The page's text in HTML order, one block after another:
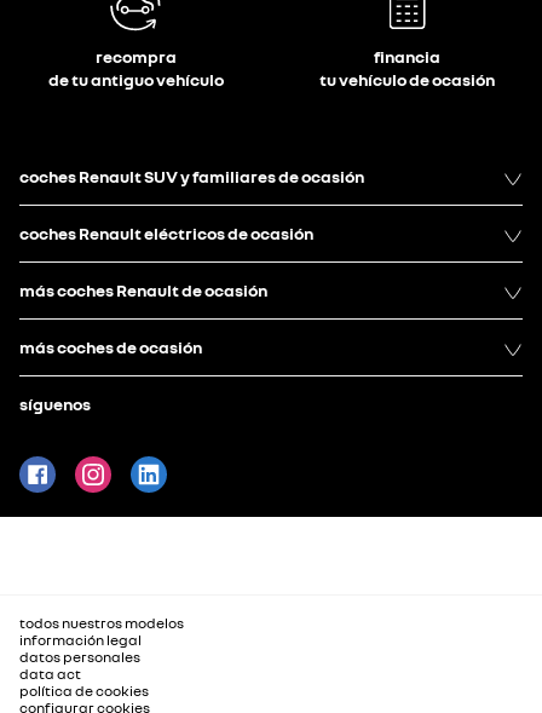
recompra
de tu antiguo vehículo
financia
tu vehículo de ocasión
coches Renault SUV y familiares de ocasión
coches Renault eléctricos de ocasión
más coches Renault de ocasión
más coches de ocasión
síguenos
todos nuestros modelos
información legal
datos personales
data act
política de cookies
configurar cookies